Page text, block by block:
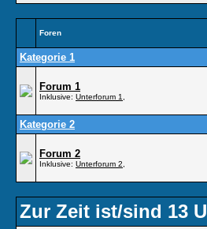
Foren
Kategorie 1
Forum 1
Inklusive: Unterforum 1
Kategorie 2
Forum 2
Inklusive: Unterforum 2
Zur Zeit ist/sind 13